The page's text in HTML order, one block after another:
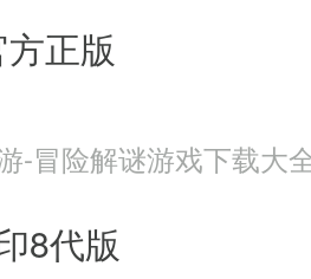
正版
-冒险解谜游戏下载大
8代版